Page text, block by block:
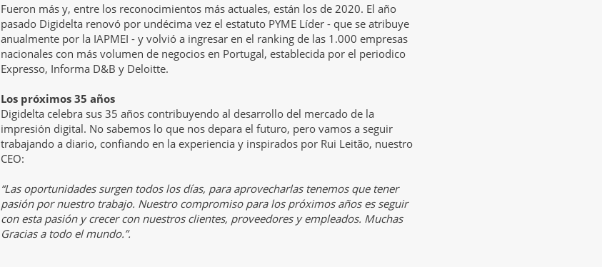
Fueron más y, entre los reconocimientos más actuales, están los de 2020. El año
pasado Digidelta renovó por undécima vez el estatuto PYME Líder - que se atribuye
anualmente por la IAPMEI - y volvió a ingresar en el ranking de las 1.000 empresas
nacionales con más volumen de negocios en Portugal, establecida por el periodico
Expresso, Informa D&B y Deloitte.
Los próximos 35 años
Digidelta celebra sus 35 años contribuyendo al desarrollo del mercado de la
impresión digital. No sabemos lo que nos depara el futuro, pero vamos a seguir
trabajando a diario, confiando en la experiencia y inspirados por Rui Leitão, nuestro
CEO:
“Las oportunidades surgen todos los días, para aprovecharlas tenemos que tener
pasión por nuestro trabajo. Nuestro compromiso para los próximos años es seguir
con esta pasión y crecer con nuestros clientes, proveedores y empleados. Muchas
Gracias a todo el mundo.”.